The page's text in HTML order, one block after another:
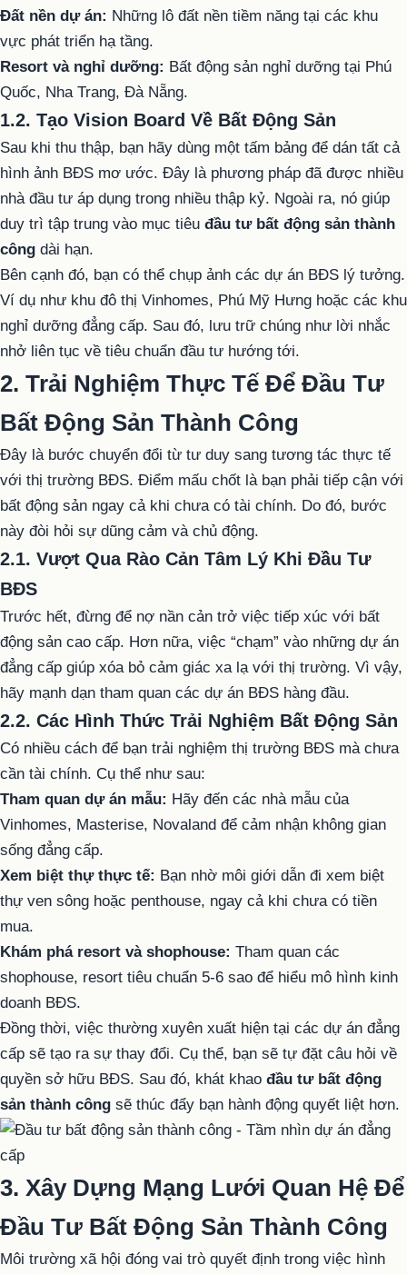
Đất nền dự án: Những lô đất nền tiềm năng tại các khu
vực phát triển hạ tầng.
Resort và nghỉ dưỡng: Bất động sản nghỉ dưỡng tại Phú
Quốc, Nha Trang, Đà Nẵng.
1.2. Tạo Vision Board Về Bất Động Sản
Sau khi thu thập, bạn hãy dùng một tấm bảng để dán tất cả
hình ảnh BĐS mơ ước. Đây là phương pháp đã được nhiều
nhà đầu tư áp dụng trong nhiều thập kỷ. Ngoài ra, nó giúp
duy trì tập trung vào mục tiêu đầu tư bất động sản thành
công dài hạn.
Bên cạnh đó, bạn có thể chụp ảnh các dự án BĐS lý tưởng.
Ví dụ như khu đô thị Vinhomes, Phú Mỹ Hưng hoặc các khu
nghỉ dưỡng đẳng cấp. Sau đó, lưu trữ chúng như lời nhắc
nhở liên tục về tiêu chuẩn đầu tư hướng tới.
2. Trải Nghiệm Thực Tế Để Đầu Tư
Bất Động Sản Thành Công
Đây là bước chuyển đổi từ tư duy sang tương tác thực tế
với thị trường BĐS. Điểm mấu chốt là bạn phải tiếp cận với
bất động sản ngay cả khi chưa có tài chính. Do đó, bước
này đòi hỏi sự dũng cảm và chủ động.
2.1. Vượt Qua Rào Cản Tâm Lý Khi Đầu Tư
BĐS
Trước hết, đừng để nợ nần cản trở việc tiếp xúc với bất
động sản cao cấp. Hơn nữa, việc “chạm” vào những dự án
đẳng cấp giúp xóa bỏ cảm giác xa lạ với thị trường. Vì vậy,
hãy mạnh dạn tham quan các dự án BĐS hàng đầu.
2.2. Các Hình Thức Trải Nghiệm Bất Động Sản
Có nhiều cách để bạn trải nghiệm thị trường BĐS mà chưa
cần tài chính. Cụ thể như sau:
Tham quan dự án mẫu: Hãy đến các nhà mẫu của
Vinhomes, Masterise, Novaland để cảm nhận không gian
sống đẳng cấp.
Xem biệt thự thực tế: Bạn nhờ môi giới dẫn đi xem biệt
thự ven sông hoặc penthouse, ngay cả khi chưa có tiền
mua.
Khám phá resort và shophouse: Tham quan các
shophouse, resort tiêu chuẩn 5-6 sao để hiểu mô hình kinh
doanh BĐS.
Đồng thời, việc thường xuyên xuất hiện tại các dự án đẳng
cấp sẽ tạo ra sự thay đổi. Cụ thể, bạn sẽ tự đặt câu hỏi về
quyền sở hữu BĐS. Sau đó, khát khao đầu tư bất động
sản thành công sẽ thúc đẩy bạn hành động quyết liệt hơn.
3. Xây Dựng Mạng Lưới Quan Hệ Để
Đầu Tư Bất Động Sản Thành Công
Môi trường xã hội đóng vai trò quyết định trong việc hình